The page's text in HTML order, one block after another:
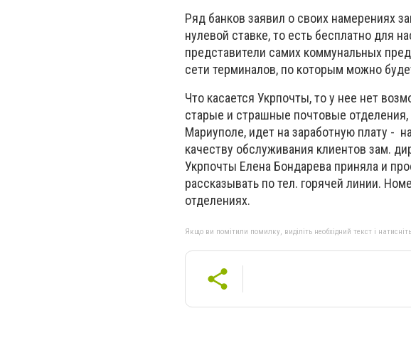
Ряд банков заявил о своих намерениях
нулевой ставке, то есть бесплатно для
представители самих коммунальных
сети терминалов, по которым можно
Что касается Укрпочты, то у нее нет
старые и страшные почтовые
Мариуполе, идет на заработную плату -
качеству обслуживания клиентов зам.
Укрпочты Елена Бондарева приняла и
рассказывать по тел. горячей линии.
отделениях.
Якщо ви помітили помилку, виділіть необхідний текст і